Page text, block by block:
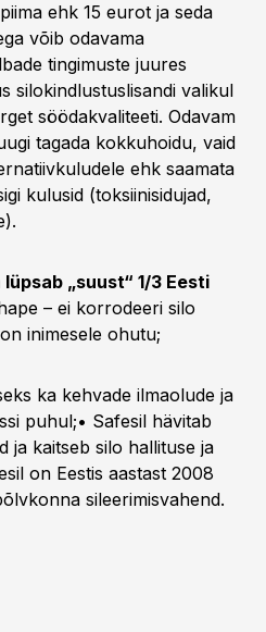
ehk 15 eurot ja seda
võib odavama
tingimuste juures
silokindlustuslisandi valikul
söödakvaliteeti. Odavam
tagada kokkuhoidu, vaid
ehk saamata
kulusid (toksiinisidujad,
„suust“ 1/3 Eesti
– ei korrodeeri silo
inimesele ohutu;
ka kehvade ilmaolude ja
puhul;• Safesil hävitab
ja kaitseb silo hallituse ja
on Eestis aastast 2008
sileerimisvahend.